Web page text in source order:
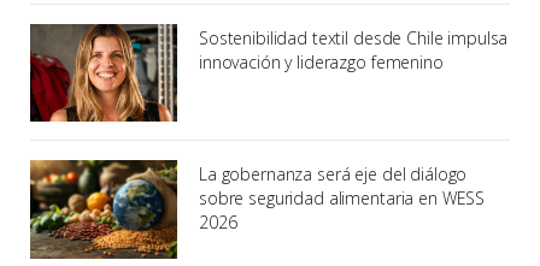
Sostenibilidad textil desde Chile impulsa
innovación y liderazgo femenino
La gobernanza será eje del diálogo
sobre seguridad alimentaria en WESS
2026